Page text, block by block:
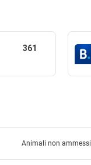
361
Animali non ammessi